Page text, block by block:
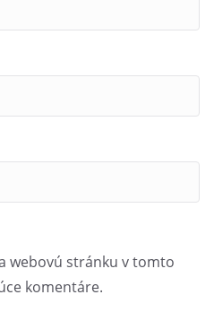
webovú stránku v tomto
komentáre.